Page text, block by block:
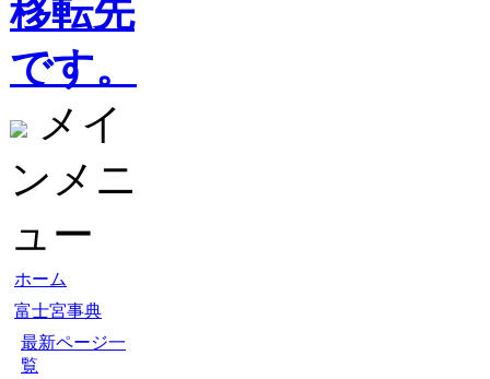
移転先
です。
メイ
ンメニ
ュー
ホーム
富士宮事典
最新ページ一
覧